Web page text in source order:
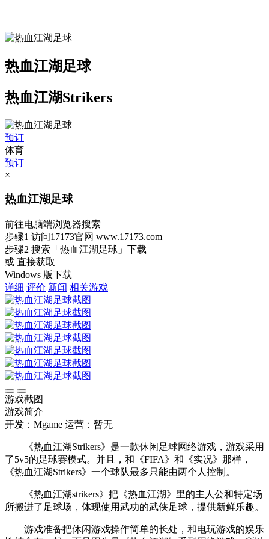
热血江湖足球
热血江湖Strikers
预订
体育
预订
×
热血江湖足球
前往电脑端浏览器搜索
步骤1 访问17173官网 www.17173.com
步骤2 搜索 「热血江湖足球」 下载
或 直接获取
Windows 版下载
详细 评价 新闻 相关游戏
游戏截图
游戏简介
开发：Mgame 运营：暂无
《热血江湖Strikers》是一款休闲足球网络游戏，游戏采用
了5v5的足球赛模式。并且，和《FIFA》和《实况》那样，
《热血江湖Strikers》一个球队最多只能由两个人控制。
《热血江湖strikers》把《热血江湖》里的主人公和特定场
所搬进了足球场，体现使用武功的武侠足球，提供新鲜乐趣。
游戏准备把休闲游戏操作简单的长处，和电玩游戏的娱乐